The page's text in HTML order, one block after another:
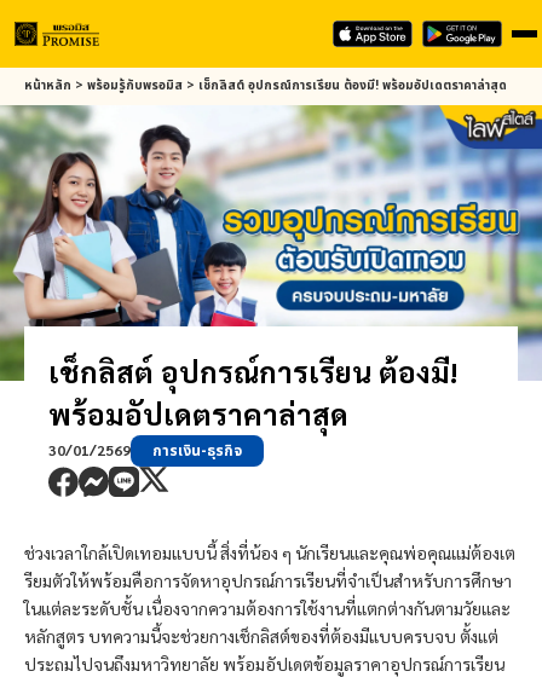
Skip
to
main
content
หน้าหลัก > พร้อมรู้กับพรอมิส > เช็กลิสต์ อุปกรณ์การเรียน ต้องมี! พร้อมอัปเดตราคาล่าสุด
เช็กลิสต์ อุปกรณ์การเรียน ต้องมี!
พร้อมอัปเดตราคาล่าสุด
30/01/2569 การเงิน-ธุรกิจ
ช่วงเวลาใกล้เปิดเทอมแบบนี้ สิ่งที่น้อง ๆ นักเรียนและคุณพ่อคุณแม่ต้องเต
รียมตัวให้พร้อมคือการจัดหาอุปกรณ์การเรียนที่จำเป็นสำหรับการศึกษา
ในแต่ละระดับชั้น เนื่องจากความต้องการใช้งานที่แตกต่างกันตามวัยและ
หลักสูตร บทความนี้จะช่วยกางเช็กลิสต์ของที่ต้องมีแบบครบจบ ตั้งแต่
ประถมไปจนถึงมหาวิทยาลัย พร้อมอัปเดตข้อมูลราคาอุปกรณ์การเรียน